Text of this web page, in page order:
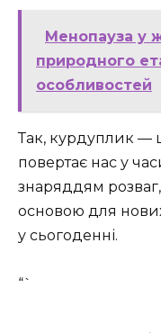
Менопауза у
природного
особливостей
Так, курдуплик —
повертає нас у
знаряддям
основою для
у сьогоденні. ️
“`